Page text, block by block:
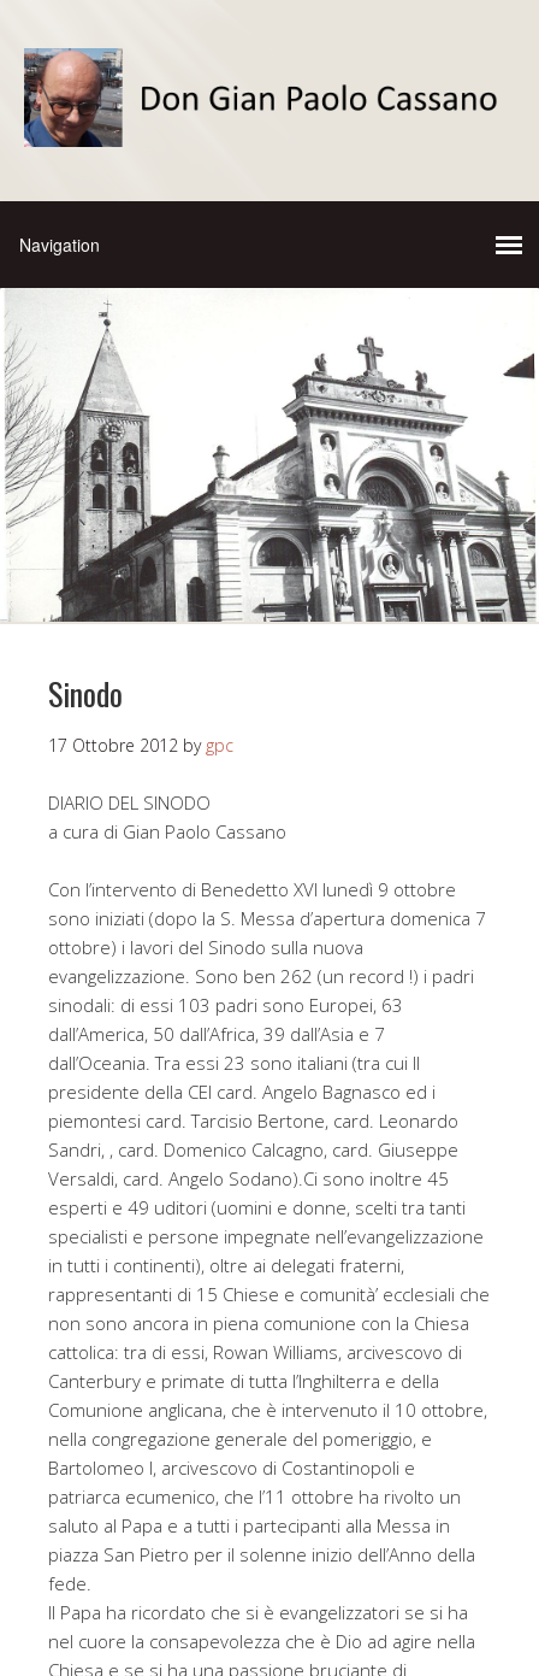
Sinodo
17 Ottobre 2012 by gpc
DIARIO DEL SINODO
a cura di Gian Paolo Cassano
Con l’intervento di Benedetto XVI lunedì 9 ottobre
sono iniziati (dopo la S. Messa d’apertura domenica 7
ottobre) i lavori del Sinodo sulla nuova
evangelizzazione. Sono ben 262 (un record !) i padri
sinodali: di essi 103 padri sono Europei, 63
dall’America, 50 dall’Africa, 39 dall’Asia e 7
dall’Oceania. Tra essi 23 sono italiani (tra cui Il
presidente della CEI card. Angelo Bagnasco ed i
piemontesi card. Tarcisio Bertone, card. Leonardo
Sandri, , card. Domenico Calcagno, card. Giuseppe
Versaldi, card. Angelo Sodano).Ci sono inoltre 45
esperti e 49 uditori (uomini e donne, scelti tra tanti
specialisti e persone impegnate nell’evangelizzazione
in tutti i continenti), oltre ai delegati fraterni,
rappresentanti di 15 Chiese e comunità’ ecclesiali che
non sono ancora in piena comunione con la Chiesa
cattolica: tra di essi, Rowan Williams, arcivescovo di
Canterbury e primate di tutta l’Inghilterra e della
Comunione anglicana, che è intervenuto il 10 ottobre,
nella congregazione generale del pomeriggio, e
Bartolomeo I, arcivescovo di Costantinopoli e
patriarca ecumenico, che l’11 ottobre ha rivolto un
saluto al Papa e a tutti i partecipanti alla Messa in
piazza San Pietro per il solenne inizio dell’Anno della
fede.
Il Papa ha ricordato che si è evangelizzatori se si ha
nel cuore la consapevolezza che è Dio ad agire nella
Chiesa e se si ha una passione bruciante di